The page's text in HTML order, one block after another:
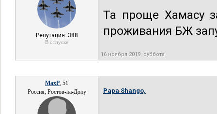
Репутация: 388
В отпуске
Та проще Хамасу
проживания БЖ
16 ноября 2019, суббота
MaxP, 51
Россия, Ростов-на-Дону
Papa Shango,